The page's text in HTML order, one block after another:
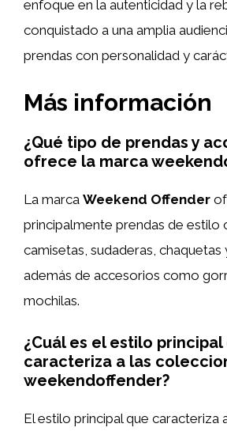
enfoque en la autenticidad y la
conquistado a una amplia
prendas con personalidad y
Más información
¿Qué tipo de prendas y
ofrece la marca
La marca Weekend Offender
principalmente prendas de estilo
camisetas, sudaderas, chaquetas
además de accesorios como
mochilas.
¿Cuál es el estilo principal
caracteriza a las
weekendoffender?
El estilo principal que caracteriza